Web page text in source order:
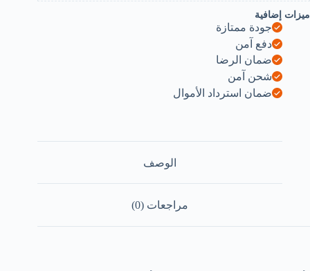
ميزات إضافية
جودة ممتازة
دفع آمن
ضمان الرضا
شحن آمن
ضمان استرداد الأموال
الوصف
مراجعات (0)